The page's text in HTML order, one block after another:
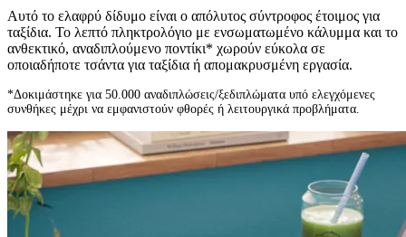
Αυτό το ελαφρύ δίδυμο είναι ο απόλυτος σύντροφος έτοιμος για
ταξίδια. Το λεπτό πληκτρολόγιο με ενσωματωμένο κάλυμμα και το
ανθεκτικό, αναδιπλούμενο ποντίκι* χωρούν εύκολα σε
οποιαδήποτε τσάντα για ταξίδια ή απομακρυσμένη εργασία.
*Δοκιμάστηκε για 50.000 αναδιπλώσεις/ξεδιπλώματα υπό ελεγχόμενες
συνθήκες μέχρι να εμφανιστούν φθορές ή λειτουργικά προβλήματα.